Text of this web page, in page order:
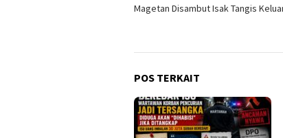
Magetan Disambut Isak Tangis
POS TERKAIT